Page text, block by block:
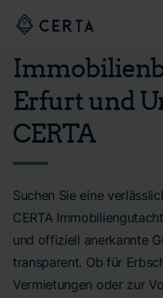
Erfurt und
CERTA
Suchen Sie eine
CERTA
und offiziell anerkannte
transparent. Ob für
Vermietungen oder zur